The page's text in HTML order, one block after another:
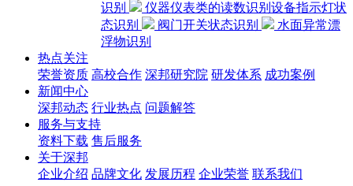
识别
仪器仪表类的读数识别设备指示灯状
态识别
阀门开关状态识别
水面异常漂
浮物识别
热点关注
荣誉资质 高校合作 深邦研究院 研发体系 成功案例
新闻中心
深邦动态 行业热点 问题解答
服务与支持
资料下载 售后服务
关于深邦
企业介绍 品牌文化 发展历程 企业荣誉 联系我们